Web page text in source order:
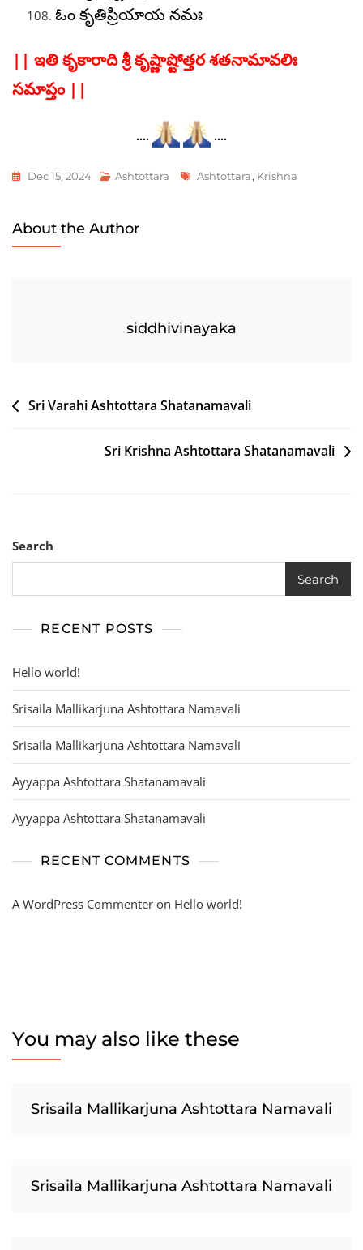
ఓం కృతిప్రియాయ నమః
|| ఇతి కృకారాది శ్రీ కృష్ణాష్టోత్తర శతనామావలిః
సమాప్తం ||
…. ….
Dec 15, 2024 Ashtottara Tags
Ashtottara, Krishna
About the Author
siddhivinayaka
Post
Sri Varahi Ashtottara Shatanamavali
Sri Krishna Ashtottara Shatanamavali
Search
Search
RECENT POSTS
Hello world!
Srisaila Mallikarjuna Ashtottara Namavali
Srisaila Mallikarjuna Ashtottara Namavali
Ayyappa Ashtottara Shatanamavali
Ayyappa Ashtottara Shatanamavali
RECENT COMMENTS
A WordPress Commenter on Hello world!
You may also like these
Srisaila Mallikarjuna Ashtottara Namavali
Srisaila Mallikarjuna Ashtottara Namavali